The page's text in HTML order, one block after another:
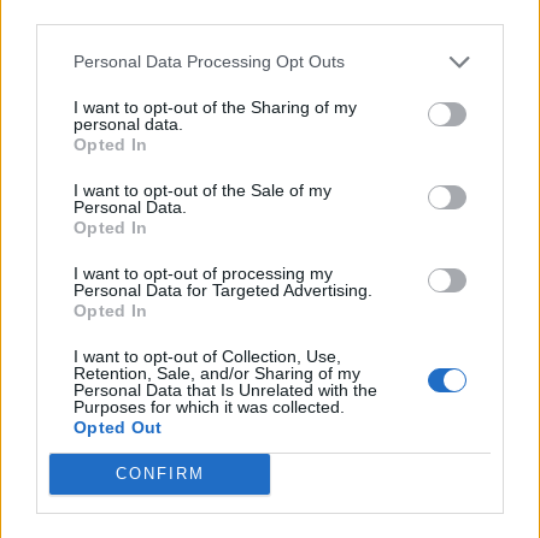
Personal Data Processing Opt Outs
I want to opt-out of the Sharing of my
personal data.
Opted In
I want to opt-out of the Sale of my
Personal Data.
Opted In
I want to opt-out of processing my
Personal Data for Targeted Advertising.
Opted In
I want to opt-out of Collection, Use,
Retention, Sale, and/or Sharing of my
Personal Data that Is Unrelated with the
Purposes for which it was collected.
Opted Out
CONFIRM
A Fed a tegnapi napon 75 bázispontos kamatvágást
megnyugtatása érdekében, amelyre a piacok kezdetben
kitörő lelkesedéssel reagáltak, azonban az európai indexek
mutattak.Kapcsolódó cikkünk2008.01.22 14:21 75 bp-os
kamatvágás a Fed-től! - Nagyot ugrott a tőzsde (3.)A Dow
KEDVES OLVASÓNK!
A keresett cikk a portfolio.hu hírarchívumához
tartozik, melynek olvasása előfizetéses
Az előfizetés a következőket tartalmazza:
Portfolio.hu teljes cikkarchívum